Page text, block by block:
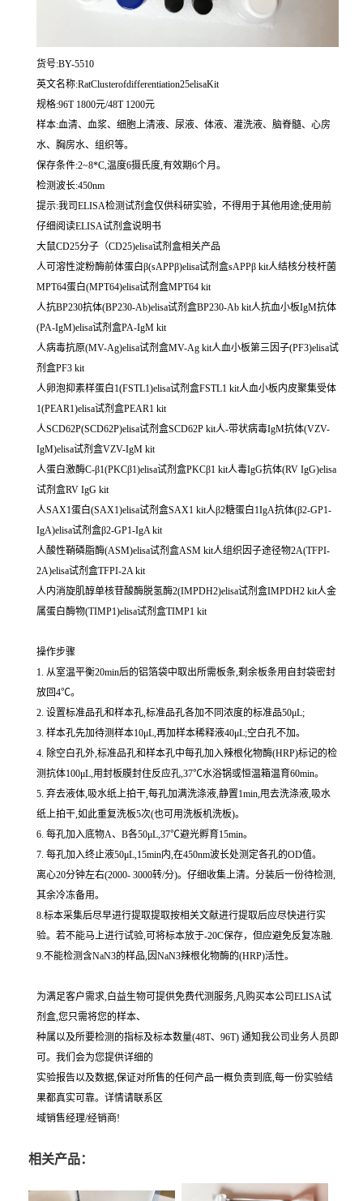
货号:BY-5510
英文名称:RatClusterofdifferentiation25elisaKit
规格:96T 1800元/48T 1200元
样本:血清、血浆、细胞上清液、尿液、体液、灌洗液、脑脊髓、心房
水、胸房水、组织等。
保存条件:2~8*C,温度6摄氏度,有效期6个月。
检测波长:450nm
提示:我司ELISA检测试剂盒仅供科研实验，不得用于其他用途;使用前
仔细阅读ELISA试剂盒说明书
大鼠CD25分子（CD25)elisa试剂盒相关产品
人可溶性淀粉酶前体蛋白β(sAPPβ)elisa试剂盒sAPPβ kit人结核分枝杆菌
MPT64蛋白(MPT64)elisa试剂盒MPT64 kit
人抗BP230抗体(BP230-Ab)elisa试剂盒BP230-Ab kit人抗血小板IgM抗体
(PA-IgM)elisa试剂盒PA-IgM kit
人病毒抗原(MV-Ag)elisa试剂盒MV-Ag kit人血小板第三因子(PF3)elisa试
剂盒PF3 kit
人卵泡抑素样蛋白1(FSTL1)elisa试剂盒FSTL1 kit人血小板内皮聚集受体
1(PEAR1)elisa试剂盒PEAR1 kit
人SCD62P(SCD62P)elisa试剂盒SCD62P kit人-带状病毒IgM抗体(VZV-
IgM)elisa试剂盒VZV-IgM kit
人蛋白激酶C-β1(PKCβ1)elisa试剂盒PKCβ1 kit人毒IgG抗体(RV IgG)elisa
试剂盒RV IgG kit
人SAX1蛋白(SAX1)elisa试剂盒SAX1 kit人β2糖蛋白1IgA抗体(β2-GP1-
IgA)elisa试剂盒β2-GP1-IgA kit
人酸性鞘磷脂酶(ASM)elisa试剂盒ASM kit人组织因子途径物2A(TFPI-
2A)elisa试剂盒TFPI-2A kit
人内消旋肌醇单核苷酸酶脱氢酶2(IMPDH2)elisa试剂盒IMPDH2 kit人金
属蛋白酶物(TIMP1)elisa试剂盒TIMP1 kit
操作步骤
1. 从室温平衡20min后的铝箔袋中取出所需板条,剩余板条用自封袋密封
放回4℃。
2. 设置标准品孔和样本孔,标准品孔各加不同浓度的标准品50μL;
3. 样本孔先加待测样本10μL,再加样本稀释液40μL;空白孔不加。
4. 除空白孔外,标准品孔和样本孔中每孔加入辣根化物酶(HRP)标记的检
测抗体100μL,用封板膜封住反应孔,37℃水浴锅或恒温箱温育60min。
5. 弃去液体,吸水纸上拍干,每孔加满洗涤液,静置1min,甩去洗涤液,吸水
纸上拍干,如此重复洗板5次(也可用洗板机洗板)。
6. 每孔加入底物A、B各50μL,37℃避光孵育15min。
7. 每孔加入终止液50μL,15min内,在450nm波长处测定各孔的OD值。
离心20分钟左右(2000- 3000转/分)。仔细收集上清。分装后一份待检测,
其余冷冻备用。
8.标本采集后尽早进行提取提取按相关文献进行提取后应尽快进行实
验。若不能马上进行试验,可将标本放于-20C保存，但应避免反复冻融.
9.不能检测含NaN3的样品,因NaN3辣根化物酶的(HRP)活性。
为满足客户需求,白益生物可提供免费代测服务,凡购买本公司ELISA试
剂盒,您只需将您的样本、
种属以及所要检测的指标及标本数量(48T、96T) 通知我公司业务人员即
可。我们会为您提供详细的
实验报告以及数据,保证对所售的任何产品一概负责到底,每一份实验结
果都真实可靠。详情请联系区
域销售经理/经销商!
相关产品：